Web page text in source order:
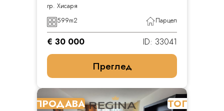
гр. Хисаря
599m2 Парцел
€ 30 000 ID: 33041
Преглед
ПРОДАВА ТОП